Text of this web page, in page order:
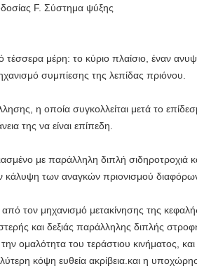
F. Σύστημα ψύξης
τέσσερα μέρη: το κύριο πλαίσιο, έναν
συμπίεσης της λεπίδας πριόνου.
η οποία συγκολλείται μετά το
της να είναι επίπεδη.
με παράλληλη διπλή σιδηροτροχιά
των αναγκών πριονισμού
τον μηχανισμό μετακίνησης της
και δεξιάς παράλληλης διπλής
ομαλότητα του τεράστιου κινήματος,
κόψη ευθεία ακρίβεια.και η